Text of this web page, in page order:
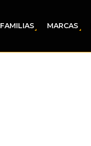
FAMILIAS MARCAS